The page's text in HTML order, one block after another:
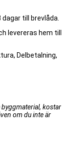
till brevlåda.
levereras hem till
Delbetalning,
kostar
om du inte är